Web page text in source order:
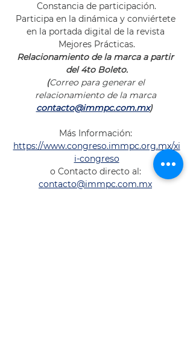
Constancia de participación.
Participa en la dinámica y conviértete
en la portada digital de la revista
Mejores Prácticas.
Relacionamiento de la marca a partir
del 4to Boleto.
(Correo para generar el
relacionamiento de la marca
contacto@immpc.com.mx)
Más Información:
https://www.congreso.immpc.org.mx/xi
i-congreso
o Contacto directo al:
contacto@immpc.com.mx